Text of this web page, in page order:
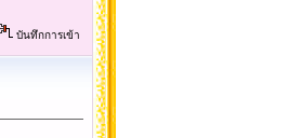
บันทึกการเข้า